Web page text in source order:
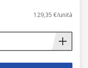
129,35 €/unità